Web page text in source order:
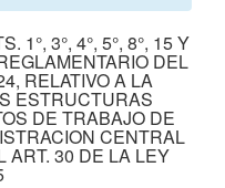
1°, 3°, 4°, 5°, 8°, 15 Y
DEL
RELATIVO A LA
ESTRUCTURAS
DE TRABAJO DE
CENTRAL
ART. 30 DE LA LEY